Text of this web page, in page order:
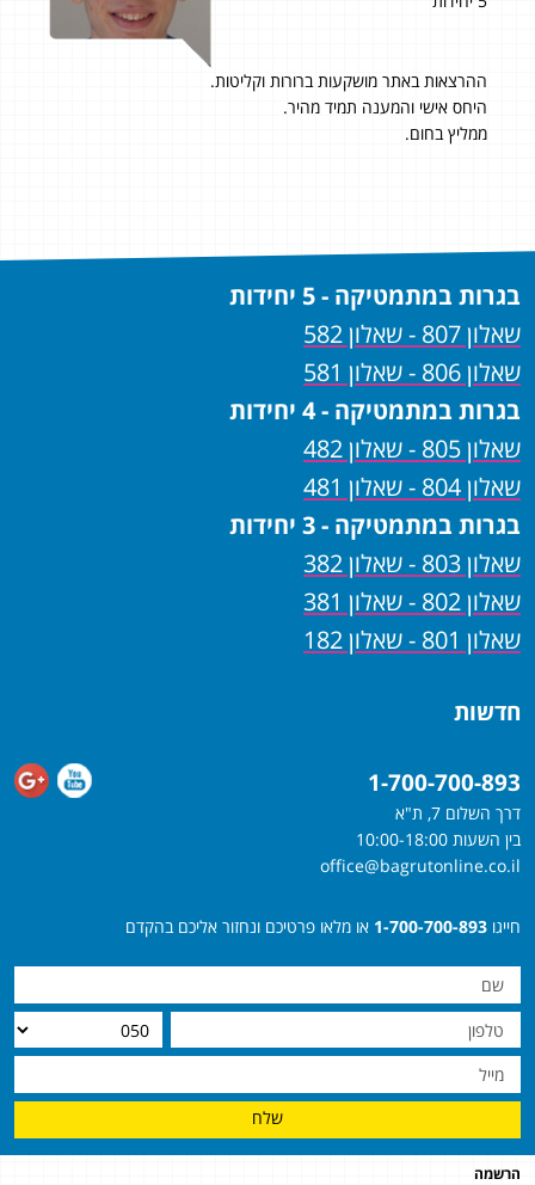
ההרצאות באתר מושקעות ברורות וקליטות.
היחס אישי והמענה תמיד מהיר.
ממליץ בחום.
בגרות במתמטיקה - 5 יחידות
שאלון 807 - שאלון 582
שאלון 806 - שאלון 581
בגרות במתמטיקה - 4 יחידות
שאלון 805 - שאלון 482
שאלון 804 - שאלון 481
בגרות במתמטיקה - 3 יחידות
שאלון 803 - שאלון 382
שאלון 802 - שאלון 381
שאלון 801 - שאלון 182
חדשות
1-700-700-893
דרך השלום 7, ת"א
בין השעות 10:00-18:00
office@bagrutonline.co.il
חייגו 1-700-700-893 או מלאו פרטיכם ונחזור אליכם בהקדם
שלח
הרשמה